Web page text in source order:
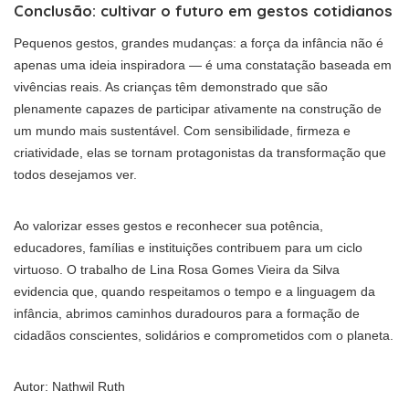
Conclusão: cultivar o futuro em gestos cotidianos
Pequenos gestos, grandes mudanças: a força da infância não é
apenas uma ideia inspiradora — é uma constatação baseada em
vivências reais. As crianças têm demonstrado que são
plenamente capazes de participar ativamente na construção de
um mundo mais sustentável. Com sensibilidade, firmeza e
criatividade, elas se tornam protagonistas da transformação que
todos desejamos ver.
Ao valorizar esses gestos e reconhecer sua potência,
educadores, famílias e instituições contribuem para um ciclo
virtuoso. O trabalho de Lina Rosa Gomes Vieira da Silva
evidencia que, quando respeitamos o tempo e a linguagem da
infância, abrimos caminhos duradouros para a formação de
cidadãos conscientes, solidários e comprometidos com o planeta.
Autor: Nathwil Ruth